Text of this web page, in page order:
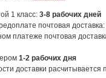
1 класс: 3-8рабочих дней
почтовая доставка:
платеже почтовая
1-2рабочих дня
доставки